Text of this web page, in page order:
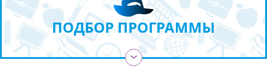
ПОДБОР ПРОГРАММЫ
›